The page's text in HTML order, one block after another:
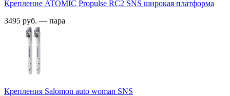
Крепление ATOMIC Propulse RC2 SNS широкая платформа
3495 руб. — пара
Крепления Salomon auto woman SNS